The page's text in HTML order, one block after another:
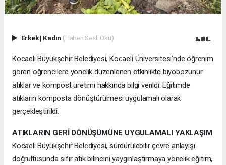
Erkek| Kadın (Haberi Sesli Oku)
Kocaeli Büyükşehir Belediyesi, Kocaeli Üniversitesi’nde öğrenim
gören öğrencilere yönelik düzenlenen etkinlikte biyobozunur
atıklar ve kompost üretimi hakkında bilgi verildi. Eğitimde
atıkların komposta dönüştürülmesi uygulamalı olarak
gerçekleştirildi.
ATIKLARIN GERİ DÖNÜŞÜMÜNE UYGULAMALI YAKLAŞIM
Kocaeli Büyükşehir Belediyesi, sürdürülebilir çevre anlayışı
doğrultusunda sıfır atık bilincini yaygınlaştırmaya yönelik eğitim,